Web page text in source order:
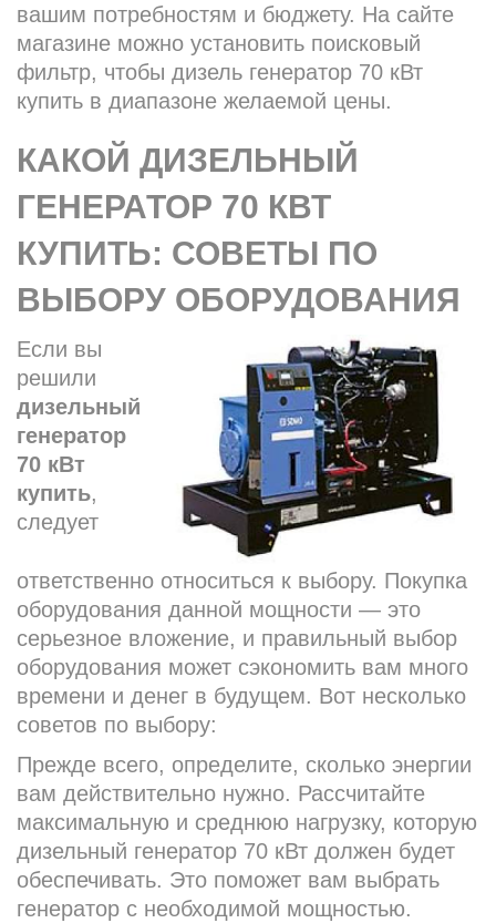
вашим потребностям и бюджету. На сайте
магазине можно установить поисковый
фильтр, чтобы дизель генератор 70 кВт
купить в диапазоне желаемой цены.
КАКОЙ ДИЗЕЛЬНЫЙ
ГЕНЕРАТОР 70 КВТ
КУПИТЬ: СОВЕТЫ ПО
ВЫБОРУ ОБОРУДОВАНИЯ
Если вы
решили
дизельный
генератор
70 кВт
купить,
следует
ответственно относиться к выбору. Покупка
оборудования данной мощности — это
серьезное вложение, и правильный выбор
оборудования может сэкономить вам много
времени и денег в будущем. Вот несколько
советов по выбору:
Прежде всего, определите, сколько энергии
вам действительно нужно. Рассчитайте
максимальную и среднюю нагрузку, которую
дизельный генератор 70 кВт должен будет
обеспечивать. Это поможет вам выбрать
генератор с необходимой мощностью.